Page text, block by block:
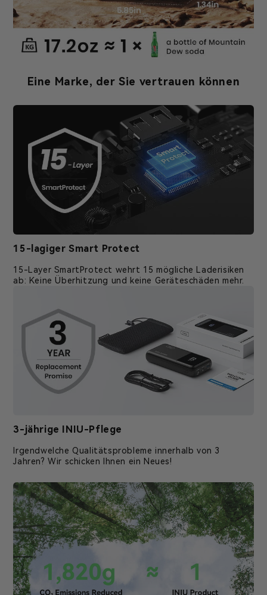
Eine Marke, der Sie vertrauen können
15-lagiger Smart Protect
15-Layer SmartProtect wehrt 15 mögliche Laderisiken
ab: Keine Überhitzung und keine Geräteschäden mehr.
3-jährige INIU-Pflege
Irgendwelche Qualitätsprobleme innerhalb von 3
Jahren? Wir schicken Ihnen ein Neues!